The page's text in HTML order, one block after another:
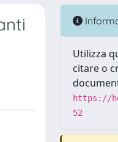
Utilizza
citare o
https://
52